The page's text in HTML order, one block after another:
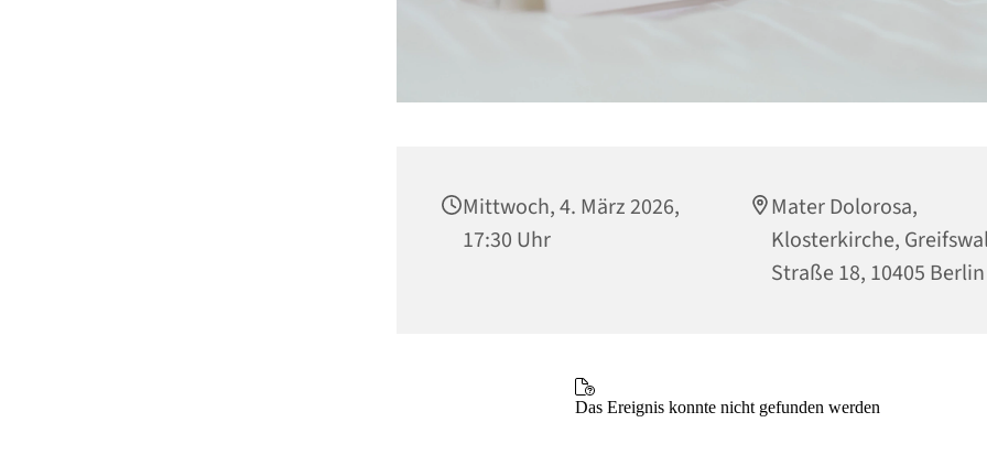
Mittwoch, 4. März 2026,
17:30 Uhr
Mater Dolorosa,
Klosterkirche,
Straße 18, 10405 Berlin